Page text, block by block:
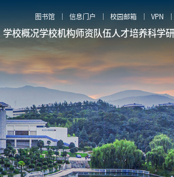
图书馆 信息门户 校园邮箱 VPN
学校概况学校机构师资队伍人才培养科学